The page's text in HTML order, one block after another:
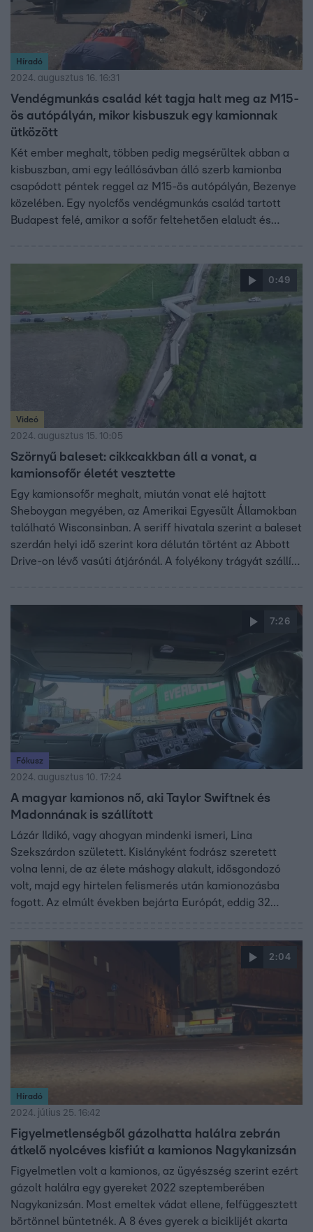
Híradó
2024. augusztus 16. 16:31
Vendégmunkás család két tagja halt meg az M15-
ös autópályán, mikor kisbuszuk egy kamionnak
ütközött
Két ember meghalt, többen pedig megsérültek abban a
kisbuszban, ami egy leállósávban álló szerb kamionba
csapódott péntek reggel az M15-ös autópályán, Bezenye
közelében. Egy nyolcfős vendégmunkás család tartott
Budapest felé, amikor a sofőr feltehetően elaludt és
édesapja is életét vesztette, míg a kocsi többi utasát
súlyos és életveszélyes sérülésekkel vitték kórházba. A
kamion sofőrje nem sérült, a helyszínelés idejére teljes
útzár volt érvényben az autópályán.
0:49
Videó
2024. augusztus 15. 10:05
Szörnyű baleset: cikkcakkban áll a vonat, a
kamionsofőr életét vesztette
Egy kamionsofőr meghalt, miután vonat elé hajtott
Sheboygan megyében, az Amerikai Egyesült Államokban
található Wisconsinban. A seriff hivatala szerint a baleset
szerdán helyi idő szerint kora délután történt az Abbott
Drive-on lévő vasúti átjárónál. A folyékony trágyát szállító
tart, és a síneket teljesen meg nem tisztítják, ami több
napig is eltarthat. A seriff szerint a környéken élőket nem
fenyegeti veszély a szállítmány miatt.
7:26
Fókusz
2024. augusztus 10. 17:24
A magyar kamionos nő, aki Taylor Swiftnek és
Madonnának is szállított
Lázár Ildikó, vagy ahogyan mindenki ismeri, Lina
Szekszárdon született. Kislányként fodrász szeretett
volna lenni, de az élete máshogy alakult, idősgondozó
volt, majd egy hirtelen felismerés után kamionozásba
fogott. Az elmúlt években bejárta Európát, eddig 32
nagyjából az összes európai pályán megfordult már – a
Ferrari és a McLaren felszerelését utaztatta. De
koncertfuvarozással is foglalkozik, szállította már Taylor
Swift, Beyoncé, Madonna és a Coldplay színpadait,
technikáját. Most azt ő különleges útját mutatjuk be.
2:04
Híradó
2024. július 25. 16:42
Figyelmetlenségből gázolhatta halálra zebrán
átkelő nyolcéves kisfiút a kamionos Nagykanizsán
Figyelmetlen volt a kamionos, az ügyészség szerint ezért
gázolt halálra egy gyereket 2022 szeptemberében
Nagykanizsán. Most emeltek vádat ellene, felfüggesztett
börtönnel büntetnék. A 8 éves gyerek a biciklijét akarta